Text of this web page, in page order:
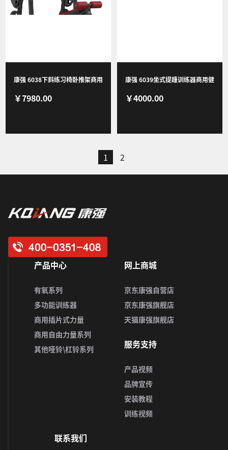
康强 6038下斜练习椅卧推架商用
健身器材健身房团购综合训练器
￥7980.00
康强 6039坐式提踵训练器商用健
身器材健身房团购综合训练器
￥4000.00
1 2
产品中心
有氧系列
多功能训练器
商用插片式力量
商用自由力量系列
其他哑铃\杠铃系列
网上商城
京东康强自营店
京东康强旗舰店
天猫康强旗舰店
服务支持
产品视频
品牌宣传
安装教程
训练视频
联系我们